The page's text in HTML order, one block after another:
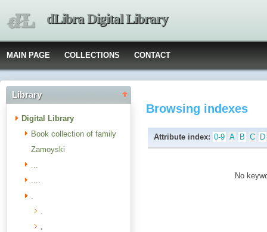
dLibra Digital Library
MAIN PAGE COLLECTIONS CONTACT
Library
Digital Library
Book collection of family
Zamoyski
...
....
.
.
.
Browsing indexes
Attribute index: 0-9 A B C D
No